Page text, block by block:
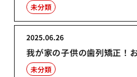
未分類
我が家の子供の歯列矯正！
2025.06.26
未分類